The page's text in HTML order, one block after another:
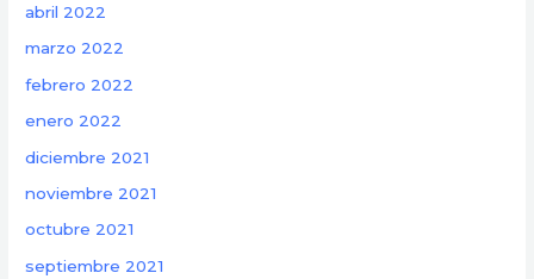
abril 2022
marzo 2022
febrero 2022
enero 2022
diciembre 2021
noviembre 2021
octubre 2021
septiembre 2021